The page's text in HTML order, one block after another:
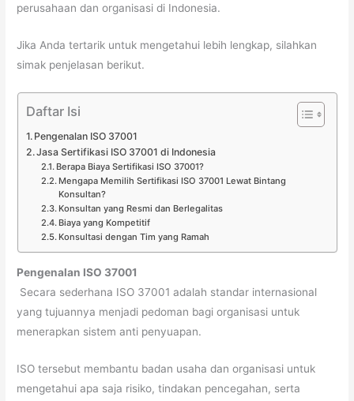
perusahaan dan organisasi di Indonesia.
Jika Anda tertarik untuk mengetahui lebih lengkap, silahkan
simak penjelasan berikut.
Daftar Isi
Pengenalan ISO 37001
Jasa Sertifikasi ISO 37001 di Indonesia
Berapa Biaya Sertifikasi ISO 37001?
Mengapa Memilih Sertifikasi ISO 37001 Lewat Bintang
Konsultan?
Konsultan yang Resmi dan Berlegalitas
Biaya yang Kompetitif
Konsultasi dengan Tim yang Ramah
Pengenalan ISO 37001
Secara sederhana ISO 37001 adalah standar internasional
yang tujuannya menjadi pedoman bagi organisasi untuk
menerapkan sistem anti penyuapan.
ISO tersebut membantu badan usaha dan organisasi untuk
mengetahui apa saja risiko, tindakan pencegahan, serta